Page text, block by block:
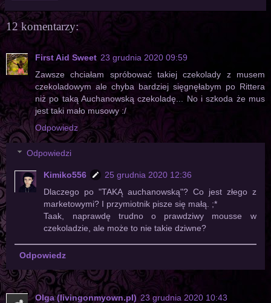
12 komentarzy:
First Aid Sweet 23 grudnia 2020 09:59
Zawsze chciałam spróbować takiej czekolady z musem
czekoladowym ale chyba bardziej sięgnęłabym po Rittera
niż po taką Auchanowską czekoladę... No i szkoda że mus
jest taki mało musowy :/
Odpowiedz
Odpowiedzi
Kimiko556
25 grudnia 2020 12:36
Dlaczego po "TAKĄ auchanowską"? Co jest złego z
marketowymi? I przymiotnik pisze się małą. ;*
Taak, naprawdę trudno o prawdziwy mousse w
czekoladzie, ale może to nie takie dziwne?
Odpowiedz
Olga (livingonmyown.pl) 23 grudnia 2020 10:43